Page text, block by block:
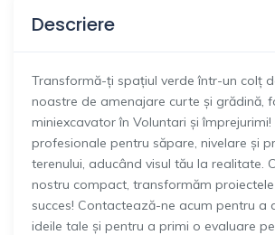
Descriere
Transformă-ți spațiul verde într-un colț
noastre de amenajare curte și grădină,
miniexcavator în Voluntari și
profesionale pentru săpare, nivelare și
terenului, aducând visul tău la realitate.
nostru compact, transformăm
succes! Contactează-ne acum pentru a
ideile tale și pentru a primi o evaluare